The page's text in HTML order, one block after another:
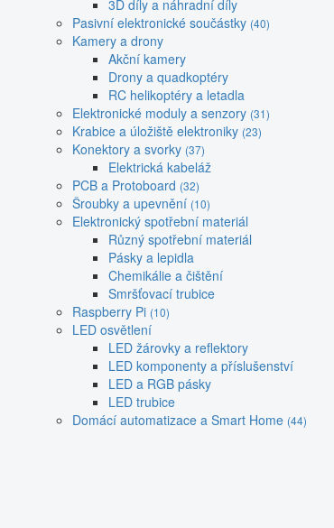
3D díly a náhradní díly
Pasivní elektronické součástky (40)
Kamery a drony
Akční kamery
Drony a quadkoptéry
RC helikoptéry a letadla
Elektronické moduly a senzory (31)
Krabice a úložiště elektroniky (23)
Konektory a svorky (37)
Elektrická kabeláž
PCB a Protoboard (32)
Šroubky a upevnění (10)
Elektronický spotřební materiál
Různý spotřební materiál
Pásky a lepidla
Chemikálie a čištění
Smršťovací trubice
Raspberry Pi (10)
LED osvětlení
LED žárovky a reflektory
LED komponenty a příslušenství
LED a RGB pásky
LED trubice
Domácí automatizace a Smart Home (44)